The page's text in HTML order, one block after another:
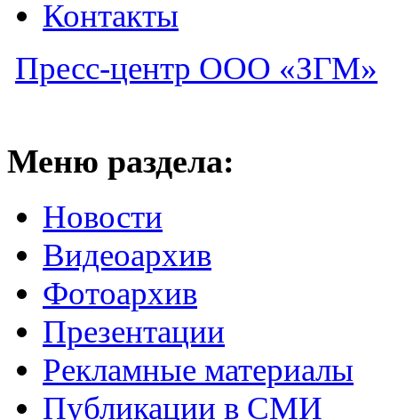
Контакты
Пресс-центр ООО «ЗГМ»
Меню раздела:
Новости
Видеоархив
Фотоархив
Презентации
Рекламные материалы
Публикации в СМИ